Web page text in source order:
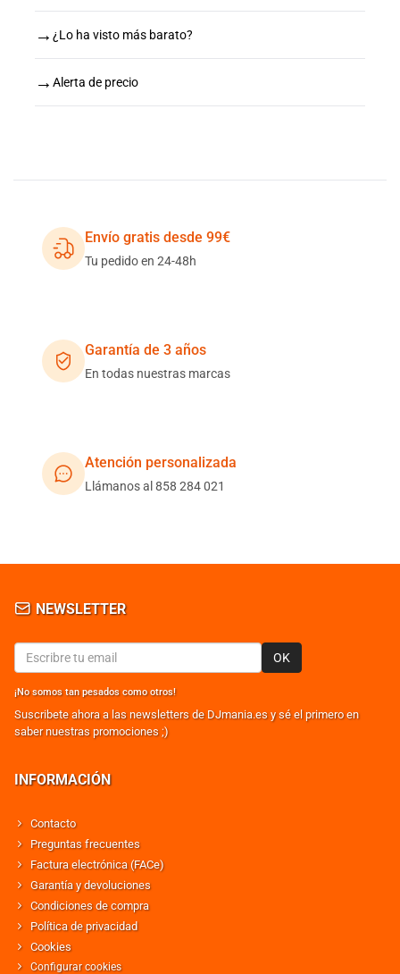
→ ¿Lo ha visto más barato?
→ Alerta de precio
Envío gratis desde 99€
Tu pedido en 24-48h
Garantía de 3 años
En todas nuestras marcas
Atención personalizada
Llámanos al 858 284 021
NEWSLETTER
OK
¡No somos tan pesados como otros!
Suscribete ahora a las newsletters de DJmania.es y sé el primero en
saber nuestras promociones ;)
INFORMACIÓN
Contacto
Preguntas frecuentes
Factura electrónica (FACe)
Garantía y devoluciones
Condiciones de compra
Política de privacidad
Cookies
Configurar cookies